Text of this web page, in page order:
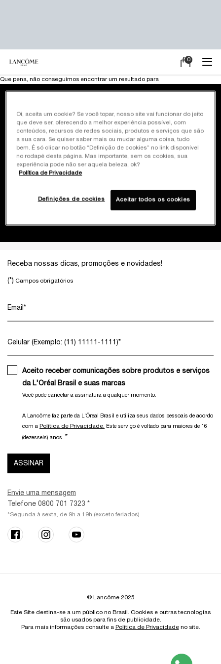
Meu
0
0 product in
Main content
Que pena, não conseguimos encontrar um resultado para
Site oficial
Brindes exclusivos*
em promoções
selecionadas
e ganhe 10% off
Receba nossas dicas, promoções e novidades!
(*) Campos obrigatórios
Email *
Celular (Exemplo: (11) 11111-1111)*
Aceito receber comunicações sobre produtos e serviços
da L'Oréal Brasil e suas marcas
Você pode cancelar a assinatura a qualquer momento.​
A Lancôme faz parte da L'Óreal Brasil e utiliza seus dados pessoais de acordo
com a Política de Privacidade. Este serviço é voltado para maiores de 16
(dezesseis) anos. *
ASSINAR
Envie uma mensagem
Telefone 0800 701 7323 *
*Segunda à sexta, de 9h a 19h (exceto feriados)
© Lancôme 2025
Este Site destina-se a um público no Brasil. Cookies e outras tecnologias
são usados para fins de publicidade.
Para mais informações consulte a Política de Privacidadeno site.
Oi, aceita um cookie? Se você topar, nosso site vai funcionar do jeito
que deve ser, oferecendo a melhor experiência possível, com
conteúdos, recursos de redes sociais, produtos e serviços que são
a sua cara. Se quiser saber mais ou mudar alguma coisa, tudo
bem. É só clicar no botão “Definição de cookies” no link disponível
no rodapé desta página. Mas importante, sem os cookies, sua
experiência pode não ser aquela beleza, ok?
Política de Privacidade
Definições de cookies Aceitar todos os cookies